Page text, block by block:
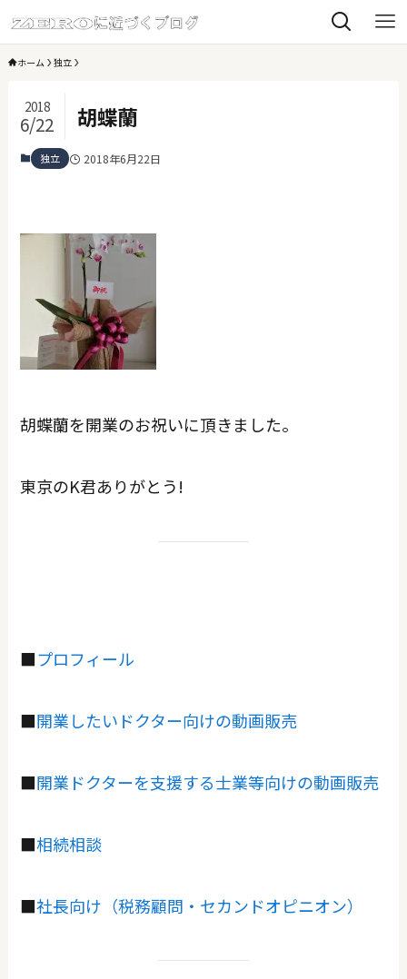
ホーム 独立
胡蝶蘭
2018
6/22
独立 2018年6月22日
胡蝶蘭を開業のお祝いに頂きました。
東京のK君ありがとう!
■プロフィール
■開業したいドクター向けの動画販売
■開業ドクターを支援する士業等向けの動画販売
■相続相談
■社長向け（税務顧問・セカンドオピニオン）